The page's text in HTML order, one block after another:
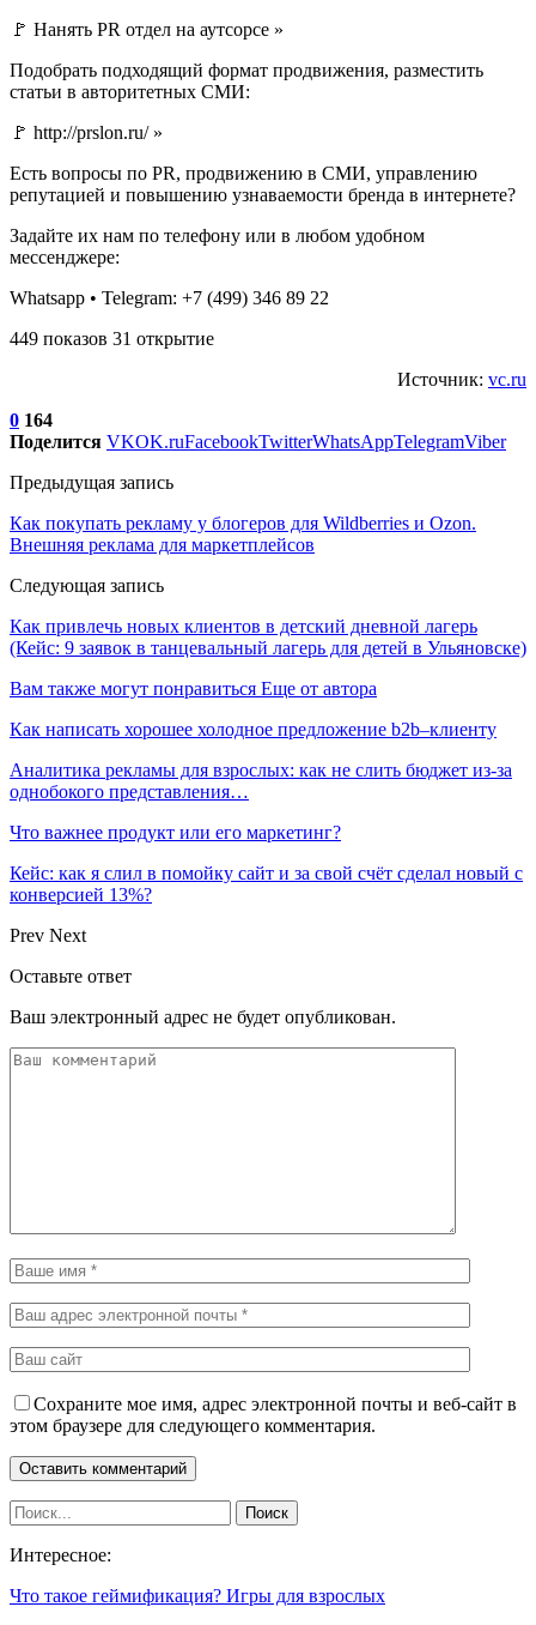
🚩 Нанять PR отдел на аутсорсе »
Подобрать подходящий формат продвижения, разместить
статьи в авторитетных СМИ:
🚩 http://prslon.ru/ »
Есть вопросы по PR, продвижению в СМИ, управлению
репутацией и повышению узнаваемости бренда в интернете?
Задайте их нам по телефону или в любом удобном
мессенджере:
Whatsapp • Telegram: +7 (499) 346 89 22
449 показов 31 открытие
Источник: vc.ru
0 164
Поделится VKOK.ruFacebookTwitterWhatsAppTelegramViber
Предыдущая запись
Как покупать рекламу у блогеров для Wildberries и Ozon.
Внешняя реклама для маркетплейсов
Следующая запись
Как привлечь новых клиентов в детский дневной лагерь
(Кейс: 9 заявок в танцевальный лагерь для детей в Ульяновске)
Вам также могут понравиться Еще от автора
Как написать хорошее холодное предложение b2b–клиенту
Аналитика рекламы для взрослых: как не слить бюджет из-за
однобокого представления…
Что важнее продукт или его маркетинг?
Кейс: как я слил в помойку сайт и за свой счёт сделал новый с
конверсией 13%?
Prev Next
Оставьте ответ
Ваш электронный адрес не будет опубликован.
Сохраните мое имя, адрес электронной почты и веб-сайт в
этом браузере для следующего комментария.
Интересное:
Что такое геймификация? Игры для взрослых